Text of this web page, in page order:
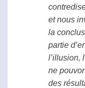
et nous
la
partie
l’illusion,
ne
des